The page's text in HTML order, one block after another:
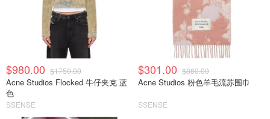
$980.00 $1750.00
Acne Studios Flocked 牛仔夹克 蓝
色
SSENSE
$301.00 $860.00
Acne Studios 粉色羊毛流苏围巾
SSENSE